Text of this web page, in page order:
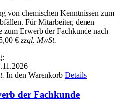
von chemischen Kenntnissen zum
Für Mitarbeiter, denen
zum Erwerb der Fachkunde nach
€ zzgl. MwSt.
In den Warenkorb Details
der Fachkunde